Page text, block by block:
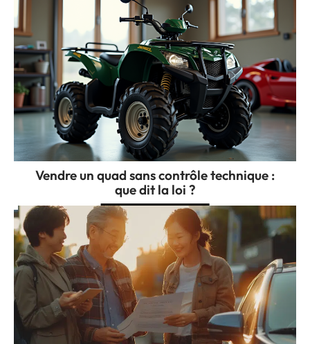
Vendre un quad sans contrôle technique :
que dit la loi ?